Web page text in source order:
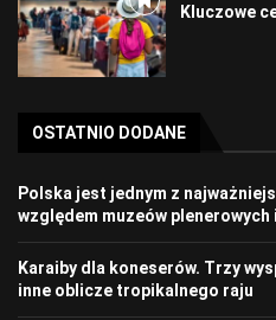
Kluczowe
OSTATNIO DODANE
Polska jest jednym z
względem muzeów
Karaiby dla koneserów. Trzy
inne oblicze tropikalnego raju